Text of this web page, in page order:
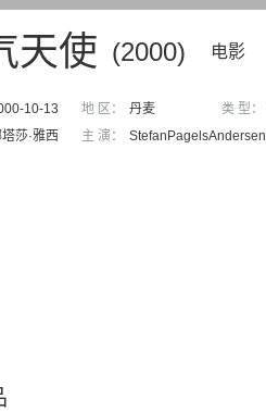
(2000) 电影
天使
10-13 地 区： 丹麦 类 型：
莎·雅西 主 演： StefanPagelsAndersen